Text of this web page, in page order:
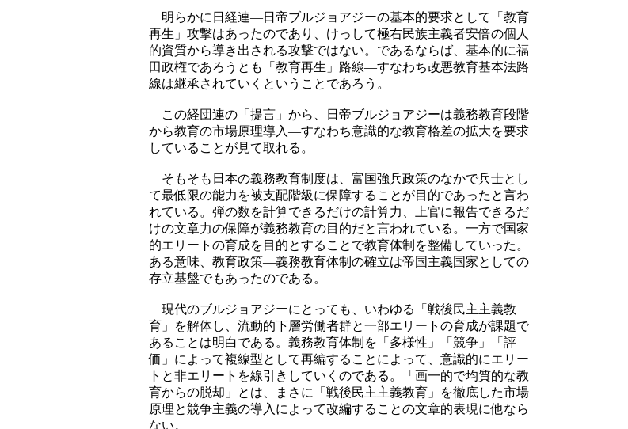
明らかに日経連―日帝ブルジョアジーの基本的要求として「教育
再生」攻撃はあったのであり、けっして極右民族主義者安倍の個人
的資質から導き出される攻撃ではない。であるならば、基本的に福
田政権であろうとも「教育再生」路線―すなわち改悪教育基本法路
線は継承されていくということであろう。
この経団連の「提言」から、日帝ブルジョアジーは義務教育段階
から教育の市場原理導入―すなわち意識的な教育格差の拡大を要求
していることが見て取れる。
そもそも日本の義務教育制度は、富国強兵政策のなかで兵士とし
て最低限の能力を被支配階級に保障することが目的であったと言わ
れている。弾の数を計算できるだけの計算力、上官に報告できるだ
けの文章力の保障が義務教育の目的だと言われている。一方で国家
的エリートの育成を目的とすることで教育体制を整備していった。
ある意味、教育政策―義務教育体制の確立は帝国主義国家としての
存立基盤でもあったのである。
現代のブルジョアジーにとっても、いわゆる「戦後民主主義教
育」を解体し、流動的下層労働者群と一部エリートの育成が課題で
あることは明白である。義務教育体制を「多様性」「競争」「評
価」によって複線型として再編することによって、意識的にエリー
トと非エリートを線引きしていくのである。「画一的で均質的な教
育からの脱却」とは、まさに「戦後民主主義教育」を徹底した市場
原理と競争主義の導入によって改編することの文章的表現に他なら
ない。